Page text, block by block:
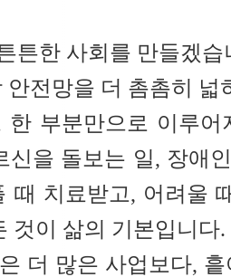
튼한 사회를 만들겠습
안전망을 더 촘촘히 넓
한 부분만으로 이루
신을 돌보는 일, 장애
때 치료받고, 어려울
것이 삶의 기본입니다.
더 많은 사업보다,